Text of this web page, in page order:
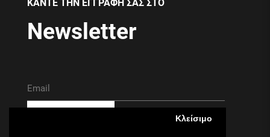
Κλείσιμο
ΚΑΝΤΕ ΤΗΝ ΕΓΓΡΑΦΗ ΣΑΣ ΣΤΟ
Newsletter